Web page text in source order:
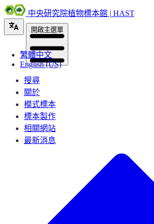
中央研究院植物標本館 | HAST
繁體中文
English (US)
開啟主選單
搜尋
關於
模式標本
標本製作
相關網站
最新消息